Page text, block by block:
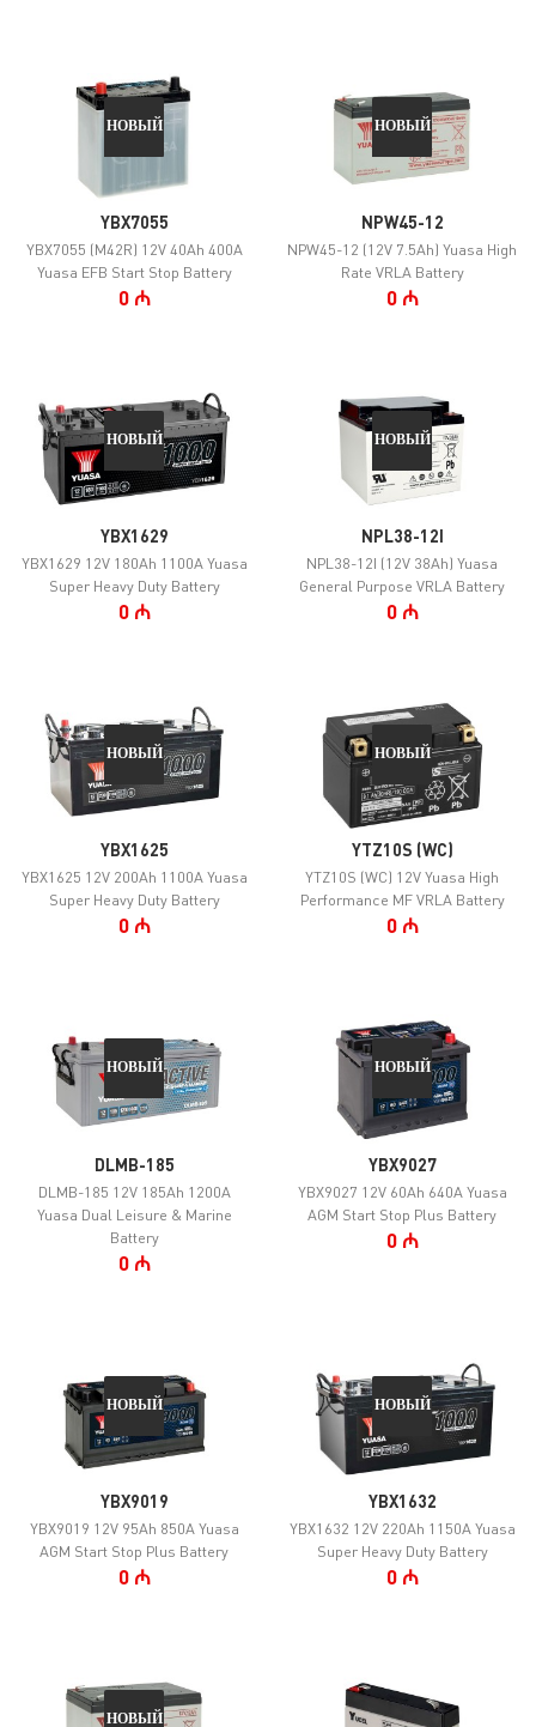
НОВЫЙ
YBX7055
YBX7055 (M42R) 12V 40Ah 400A
Yuasa EFB Start Stop Battery
0 ₼
НОВЫЙ
NPW45-12
NPW45-12 (12V 7.5Ah) Yuasa High
Rate VRLA Battery
0 ₼
НОВЫЙ
YBX1629
YBX1629 12V 180Ah 1100A Yuasa
Super Heavy Duty Battery
0 ₼
НОВЫЙ
NPL38-12I
NPL38-12I (12V 38Ah) Yuasa
General Purpose VRLA Battery
0 ₼
НОВЫЙ
YBX1625
YBX1625 12V 200Ah 1100A Yuasa
Super Heavy Duty Battery
0 ₼
НОВЫЙ
YTZ10S (WC)
YTZ10S (WC) 12V Yuasa High
Performance MF VRLA Battery
0 ₼
НОВЫЙ
DLMB-185
DLMB-185 12V 185Ah 1200A
Yuasa Dual Leisure & Marine
Battery
0 ₼
НОВЫЙ
YBX9027
YBX9027 12V 60Ah 640A Yuasa
AGM Start Stop Plus Battery
0 ₼
НОВЫЙ
YBX9019
YBX9019 12V 95Ah 850A Yuasa
AGM Start Stop Plus Battery
0 ₼
НОВЫЙ
YBX1632
YBX1632 12V 220Ah 1150A Yuasa
Super Heavy Duty Battery
0 ₼
НОВЫЙ